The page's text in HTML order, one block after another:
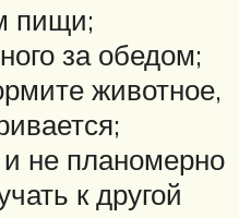
пищи;
за обедом;
животное,
не планомерно
к другой